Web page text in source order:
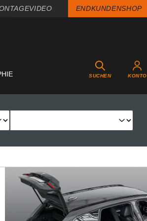
ENDKUNDENSHOP
SUCHEN KONTO